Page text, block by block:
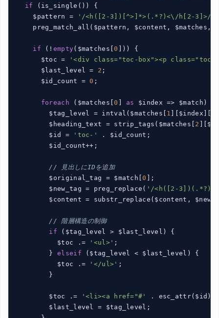
if (is_single()) {
    $pattern =
'/<h([2-3])[^>]*>(.*?)<\/h[2-3]>/
preg_match_all($pattern, $content, $matches,
if (! empty ($matches[0 ])) {
      $toc =
'<div class="toc-box"><p
      $last_level =
2 ;
      $id_count =
0 ;
foreach ($matches[0 ] as
$index => $match) {
        $tag_level = intval($matches[
1 ][$index][
        $heading_text = strip_tags($matches[
2
        $id =
'toc-'
. $id_count;
        $id_count++;
// 見出しにIDを追加
        $original_tag = $match[
0 ];
        $new_tag = preg_replace(
'/<h([2-
$content = substr_replace($content,
// 階層構造の制御
if ($tag_level > $last_level) {
          $toc .=
'<ul>' ;
        }
elseif ($tag_level < $last_level) {
          $toc .=
'</ul>' ;
        }
        $toc .=
'<li><a href="#'
. esc_attr($id)
        $last_level = $tag_level;